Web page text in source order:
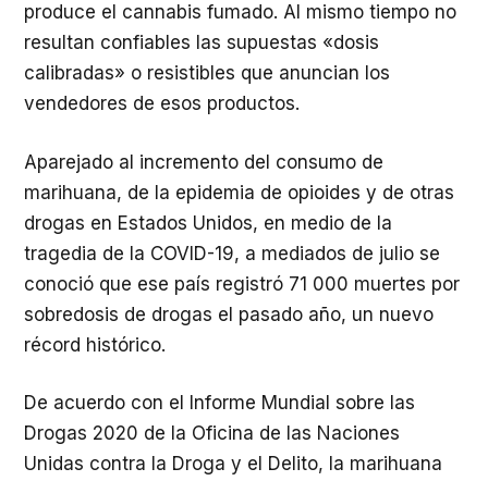
produce el cannabis fumado. Al mismo tiempo no
resultan confiables las supuestas «dosis
calibradas» o resistibles que anuncian los
vendedores de esos productos.
Aparejado al incremento del consumo de
marihuana, de la epidemia de opioides y de otras
drogas en Estados Unidos, en medio de la
tragedia de la COVID-19, a mediados de julio se
conoció que ese país registró 71 000 muertes por
sobredosis de drogas el pasado año, un nuevo
récord histórico.
De acuerdo con el Informe Mundial sobre las
Drogas 2020 de la Oficina de las Naciones
Unidas contra la Droga y el Delito, la marihuana